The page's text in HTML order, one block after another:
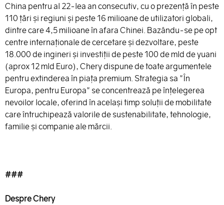
China pentru al 22-lea an consecutiv, cu o prezență în peste
110 țări și regiuni și peste 16 milioane de utilizatori globali,
dintre care 4,5 milioane în afara Chinei. Bazându-se pe opt
centre internaționale de cercetare și dezvoltare, peste
18.000 de ingineri și investiții de peste 100 de mld de yuani
(aprox 12 mld Euro), Chery dispune de toate argumentele
pentru extinderea în piața premium. Strategia sa "În
Europa, pentru Europa" se concentrează pe înțelegerea
nevoilor locale, oferind în același timp soluții de mobilitate
care întruchipează valorile de sustenabilitate, tehnologie,
familie și companie ale mărcii.
###
Despre Chery